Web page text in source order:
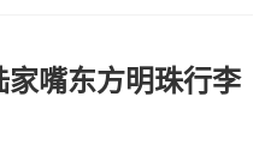
家嘴东方明珠行李